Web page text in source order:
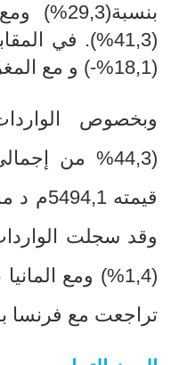
(41,3%). في
(18,1%-) و مع المغرب بنسبة (4%-).
وبخصوص
(44,3
% من
قيمته 5494,1م د مسجلة زيادة بنسبة (4,6
وقد سجلت
(1,4
%) ومع المانيا
تراجعت مع فرنسا